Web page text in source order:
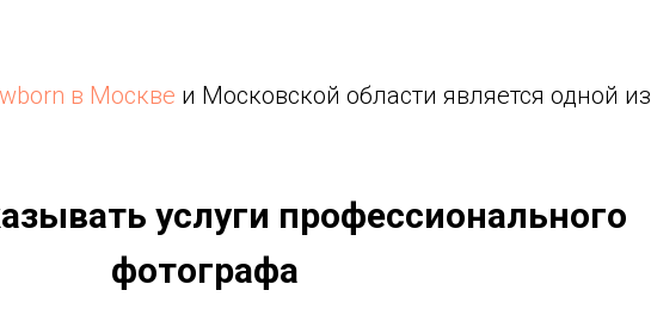
в Москве и Московской области является одной из
услуги профессионального
фотографа